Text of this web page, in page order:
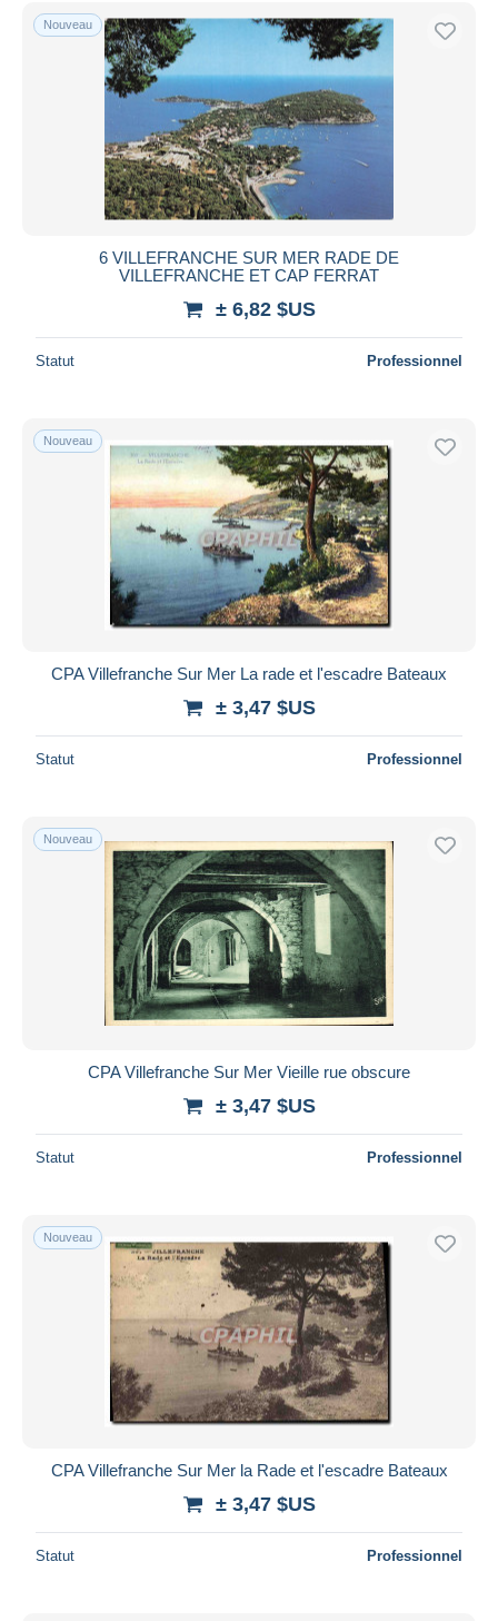
Europe
France
[06] Alpes Maritimes
Villefranche-sur-Mer
Prix fixes
Enchères avec offres
Enchères sans offres
Maisons de vente
Toutes les durées
Prix
Uniquement en réduction
Livraison gratuite
Méthodes de paiement
PayPal
Virement bancaire
Visa
Mastercard
iDeal
Monde entier
Appliquer
Nouveau
6 VILLEFRANCHE SUR MER RADE DE
VILLEFRANCHE ET CAP FERRAT
± 6,82 $US
Statut Professionnel
Nouveau
CPA Villefranche Sur Mer La rade et l'escadre Bateaux
± 3,47 $US
Statut Professionnel
Nouveau
CPA Villefranche Sur Mer Vieille rue obscure
± 3,47 $US
Statut Professionnel
Nouveau
CPA Villefranche Sur Mer la Rade et l'escadre Bateaux
± 3,47 $US
Statut Professionnel